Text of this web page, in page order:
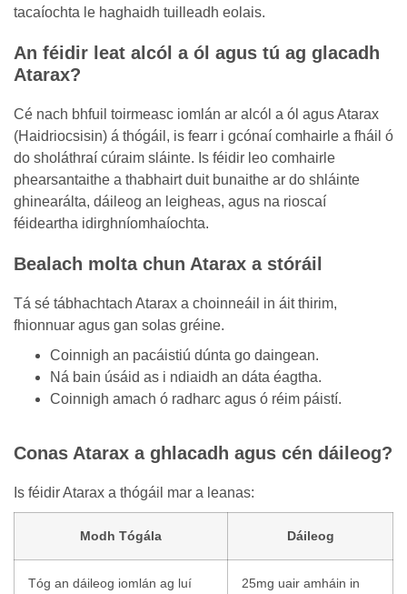
tacaíochta le haghaidh tuilleadh eolais.
An féidir leat alcól a ól agus tú ag glacadh
Atarax?
Cé nach bhfuil toirmeasc iomlán ar alcól a ól agus Atarax
(Haidriocsisin) á thógáil, is fearr i gcónaí comhairle a fháil ó
do sholáthraí cúraim sláinte. Is féidir leo comhairle
phearsantaithe a thabhairt duit bunaithe ar do shláinte
ghinearálta, dáileog an leigheas, agus na rioscaí
féideartha idirghníomhaíochta.
Bealach molta chun Atarax a stóráil
Tá sé tábhachtach Atarax a choinneáil in áit thirim,
fhionnuar agus gan solas gréine.
Coinnigh an pacáistiú dúnta go daingean.
Ná bain úsáid as i ndiaidh an dáta éagtha.
Coinnigh amach ó radharc agus ó réim páistí.
Conas Atarax a ghlacadh agus cén dáileog?
Is féidir Atarax a thógáil mar a leanas:
Modh Tógála Dáileog
Tóg an dáileog iomlán ag luí
25mg uair amháin in